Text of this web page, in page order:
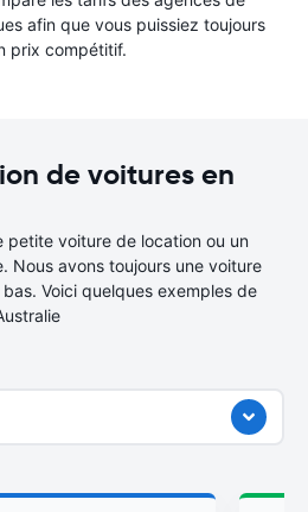
afin que vous puissiez toujours
prix compétitif.
de voitures en
petite voiture de location ou un
Nous avons toujours une voiture
Voici quelques exemples de